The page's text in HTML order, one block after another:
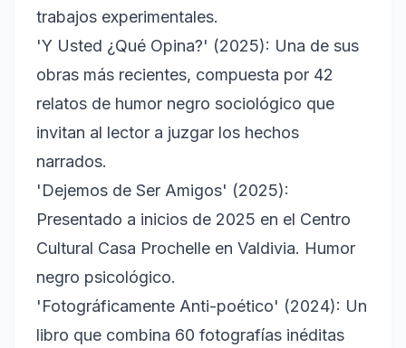
trabajos experimentales.
'Y Usted ¿Qué Opina?' (2025): Una de sus
obras más recientes, compuesta por 42
relatos de humor negro sociológico que
invitan al lector a juzgar los hechos
narrados.
'Dejemos de Ser Amigos' (2025):
Presentado a inicios de 2025 en el Centro
Cultural Casa Prochelle en Valdivia. Humor
negro psicológico.
'Fotográficamente Anti-poético' (2024): Un
libro que combina 60 fotografías inéditas